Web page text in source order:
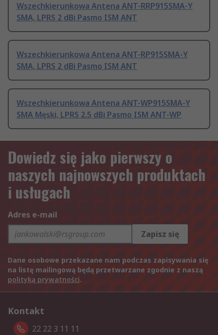
Wszechkierunkowa Antena ANT-RRP915SMA-Y
SMA, LPRS 2 dBi Pasmo ISM ANT
Wszechkierunkowa Antena ANT-RP915SMA-Y
SMA, LPRS 2 dBi Pasmo ISM ANT
Wszechkierunkowa Antena ANT-WP915SMA-Y
SMA Męski, LPRS 2.5 dBi Pasmo ISM ANT-WP
Dowiedz się jako pierwszy o
naszych najnowszych produktach
i usługach
Adres e-mail
Zapisz się
Dane osobowe przekazane nam podczas zapisywania się
na listę mailingową będą przetwarzane zgodnie z naszą
polityką prywatności.
Kontakt
22 22 3 11 11